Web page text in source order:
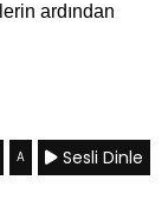
ardından
A Sesli Dinle